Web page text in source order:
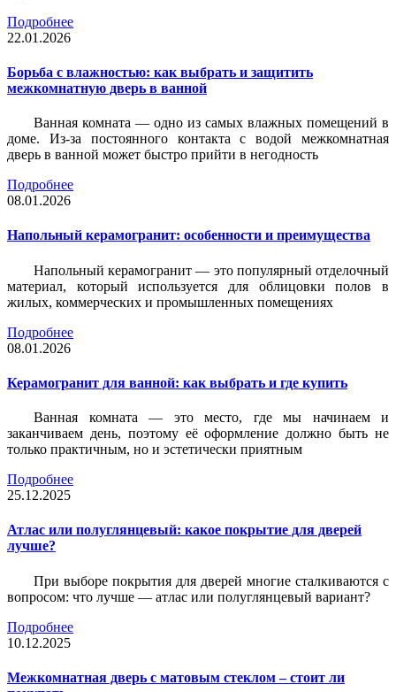
Подробнее
22.01.2026
Борьба с влажностью: как выбрать и защитить
межкомнатную дверь в ванной
Ванная комната — одно из самых влажных помещений в
доме. Из-за постоянного контакта с водой межкомнатная
дверь в ванной может быстро прийти в негодность
Подробнее
08.01.2026
Напольный керамогранит: особенности и преимущества
Напольный керамогранит — это популярный отделочный
материал, который используется для облицовки полов в
жилых, коммерческих и промышленных помещениях
Подробнее
08.01.2026
Керамогранит для ванной: как выбрать и где купить
Ванная комната — это место, где мы начинаем и
заканчиваем день, поэтому её оформление должно быть не
только практичным, но и эстетически приятным
Подробнее
25.12.2025
Атлас или полуглянцевый: какое покрытие для дверей
лучше?
При выборе покрытия для дверей многие сталкиваются с
вопросом: что лучше — атлас или полуглянцевый вариант?
Подробнее
10.12.2025
Межкомнатная дверь с матовым стеклом – стоит ли